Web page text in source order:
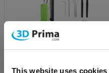
This website uses cookies